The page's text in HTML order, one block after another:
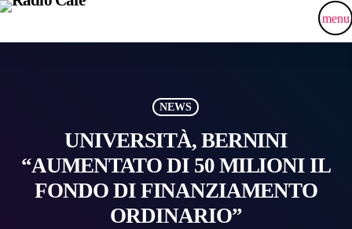
menu
NEWS
UNIVERSITÀ, BERNINI
“AUMENTATO DI 50 MILIONI IL
FONDO DI FINANZIAMENTO
ORDINARIO”